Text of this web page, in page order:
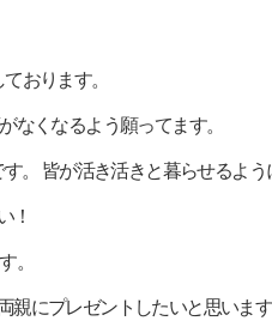
おります。
なくなるよう願ってます。
。 皆が活き活きと暮らせるよ
！
。
にプレゼントしたいと思いま